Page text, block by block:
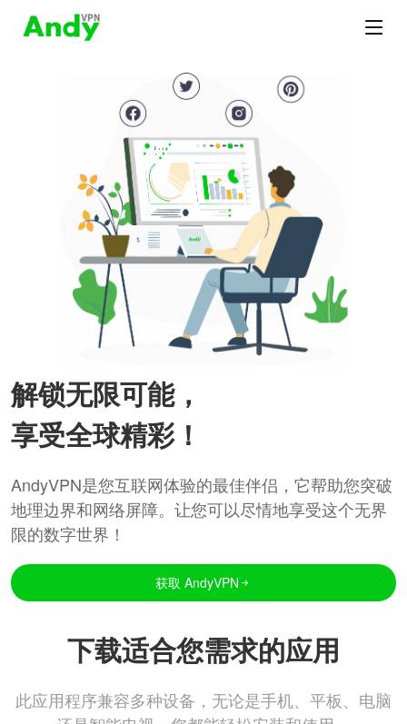
解锁无限可能，
享受全球精彩！
AndyVPN是您互联网体验的最佳伴侣，它帮助您突破
地理边界和网络屏障。让您可以尽情地享受这个无界
限的数字世界！
获取 AndyVPN
下载适合您需求的应用
此应用程序兼容多种设备，无论是手机、平板、电脑